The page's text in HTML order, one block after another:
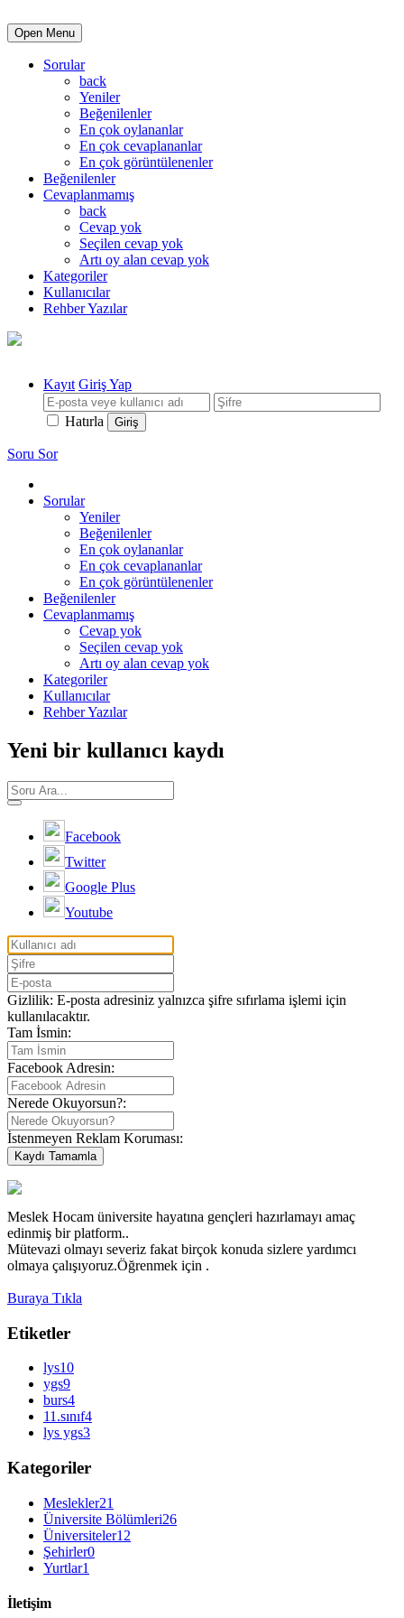
Open Menu
Sorular
back
Yeniler
Beğenilenler
En çok oylananlar
En çok cevaplananlar
En çok görüntülenenler
Beğenilenler
Cevaplanmamış
back
Cevap yok
Seçilen cevap yok
Artı oy alan cevap yok
Kategoriler
Kullanıcılar
Rehber Yazılar
Kayıt Giriş Yap
Hatırla
Soru Sor
Sorular
Yeniler
Beğenilenler
En çok oylananlar
En çok cevaplananlar
En çok görüntülenenler
Beğenilenler
Cevaplanmamış
Cevap yok
Seçilen cevap yok
Artı oy alan cevap yok
Kategoriler
Kullanıcılar
Rehber Yazılar
Yeni bir kullanıcı kaydı
Facebook
Twitter
Google Plus
Youtube
Gizlilik: E-posta adresiniz yalnızca şifre sıfırlama işlemi için
kullanılacaktır.
Tam İsmin:
Facebook Adresin:
Nerede Okuyorsun?:
İstenmeyen Reklam Koruması:
Meslek Hocam üniversite hayatına gençleri hazırlamayı amaç
edinmiş bir platform..
Mütevazi olmayı severiz fakat birçok konuda sizlere yardımcı
olmaya çalışıyoruz.Öğrenmek için .
Buraya Tıkla
Etiketler
lys10
ygs9
burs4
11.sınıf4
lys ygs3
Kategoriler
Meslekler21
Üniversite Bölümleri26
Üniversiteler12
Şehirler0
Yurtlar1
İletişim